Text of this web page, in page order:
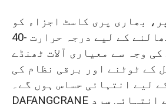
بھاری پری کاسٹ اجزاء کو
سنبھالنے کے لیے درجہ حرارت -40 ° C تک کم؛
وجہ سے معیاری آلات ٹھنڈے
کے ٹوٹنے اور برقی نظام کی
لیے انتہائی حساس ہوں گے۔
DAFANGCRANE تکنیکی ٹیم نے انتہائی سرد